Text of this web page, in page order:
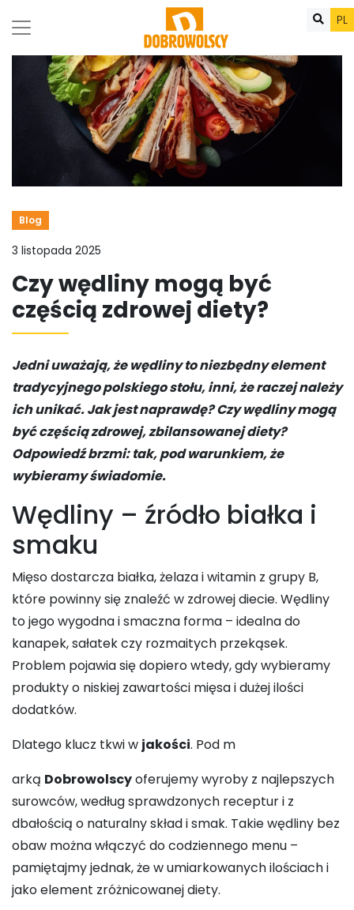
PL
Blog
3 listopada 2025
Czy wędliny mogą być
częścią zdrowej diety?
Jedni uważają, że wędliny to niezbędny element
tradycyjnego polskiego stołu, inni, że raczej należy
ich unikać. Jak jest naprawdę? Czy wędliny mogą
być częścią zdrowej, zbilansowanej diety?
Odpowiedź brzmi: tak, pod warunkiem, że
wybieramy świadomie.
Wędliny – źródło białka i
smaku
Mięso dostarcza białka, żelaza i witamin z grupy B,
które powinny się znaleźć w zdrowej diecie. Wędliny
to jego wygodna i smaczna forma – idealna do
kanapek, sałatek czy rozmaitych przekąsek.
Problem pojawia się dopiero wtedy, gdy wybieramy
produkty o niskiej zawartości mięsa i dużej ilości
dodatków.
Dlatego klucz tkwi w jakości. Pod m
arką Dobrowolscyoferujemy wyroby z najlepszych
surowców, według sprawdzonych receptur i z
dbałością o naturalny skład i smak. Takie wędliny bez
obaw można włączyć do codziennego menu –
pamiętajmy jednak, że w umiarkowanych ilościach i
jako element zróżnicowanej diety.